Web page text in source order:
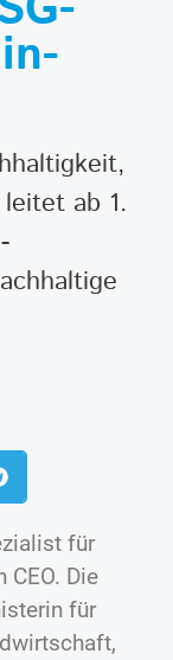
ab 1.
für
CEO. Die
für